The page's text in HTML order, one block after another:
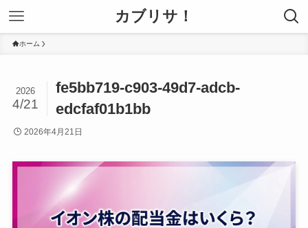
カブリサ！
ホーム
fe5bb719-c903-49d7-adcb-
edcfaf01b1bb
2026
4/21
2026年4月21日